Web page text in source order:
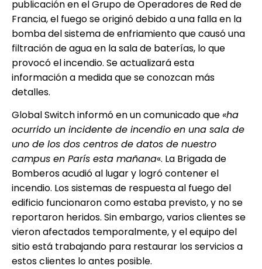
publicación en el Grupo de Operadores de Red de
Francia, el fuego se originó debido a una falla en la
bomba del sistema de enfriamiento que causó una
filtración de agua en la sala de baterías, lo que
provocó el incendio. Se actualizará esta
información a medida que se conozcan más
detalles.
Global Switch informó en un comunicado que«ha
ocurrido un incidente de incendio en una sala de
uno de los dos centros de datos de nuestro
campus en París esta mañana«. La Brigada de
Bomberos acudió al lugar y logró contener el
incendio. Los sistemas de respuesta al fuego del
edificio funcionaron como estaba previsto, y no se
reportaron heridos. Sin embargo, varios clientes se
vieron afectados temporalmente, y el equipo del
sitio está trabajando para restaurar los servicios a
estos clientes lo antes posible.